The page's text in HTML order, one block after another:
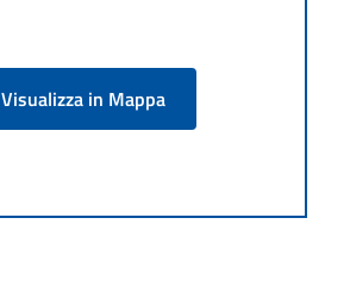
Visualizza in Mappa